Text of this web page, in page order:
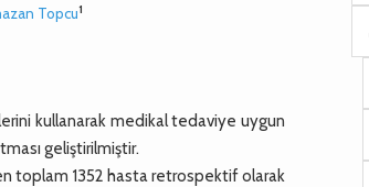
Topcu1
kullanarak medikal tedaviye uygun
geliştirilmiştir.
toplam 1352 hasta retrospektif olarak